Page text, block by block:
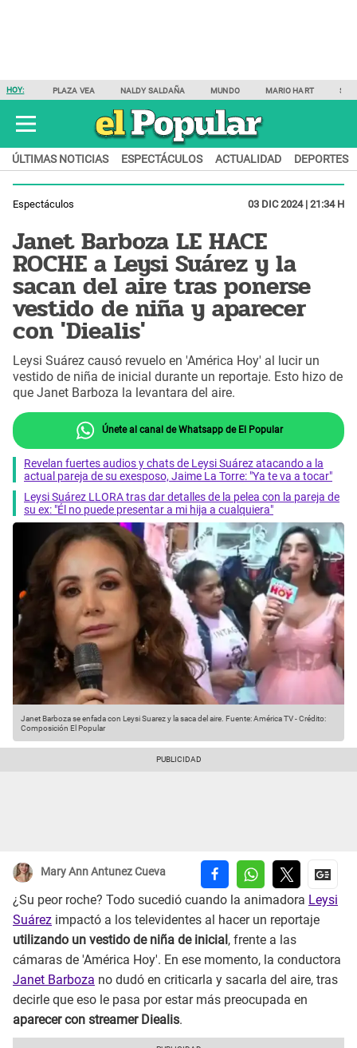
HOY: PLAZA VEA NALDY SALDAÑA MUNDO MARIO HART
ÚLTIMAS NOTICIAS ESPECTÁCULOS ACTUALIDAD DEPORTES
Espectáculos 03 DIC 2024 | 21:34 H
Janet Barboza LE HACE
ROCHE a Leysi Suárez y la
sacan del aire tras ponerse
vestido de niña y aparecer
con 'Diealis'
Leysi Suárez causó revuelo en 'América Hoy' al lucir un
vestido de niña de inicial durante un reportaje. Esto hizo de
que Janet Barboza la levantara del aire.
Únete al canal de Whatsapp de El Popular
Revelan fuertes audios y chats de Leysi Suárez atacando a la
actual pareja de su exesposo, Jaime La Torre: "Ya te va a tocar"
Leysi Suárez LLORA tras dar detalles de la pelea con la pareja de
su ex: "Él no puede presentar a mi hija a cualquiera"
Janet Barboza se enfada con Leysi Suarez y la saca del aire. Fuente: América TV-Crédito:
Composición El Popular
Mary Ann Antunez Cueva
¿Su peor roche? Todo sucedió cuando la animadora Leysi
Suárez impactó a los televidentes al hacer un reportaje
utilizando un vestido de niña de inicial , frente a las
cámaras de 'América Hoy'. En ese momento, la conductora
Janet Barboza no dudó en criticarla y sacarla del aire, tras
decirle que eso le pasa por estar más preocupada en
aparecer con streamer Diealis.